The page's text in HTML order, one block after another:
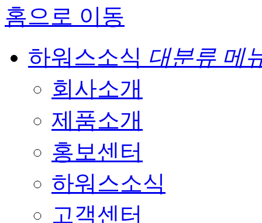
홈으로 이동
하워스소식 대분류 메
회사소개
제품소개
홍보센터
하워스소식
고객센터